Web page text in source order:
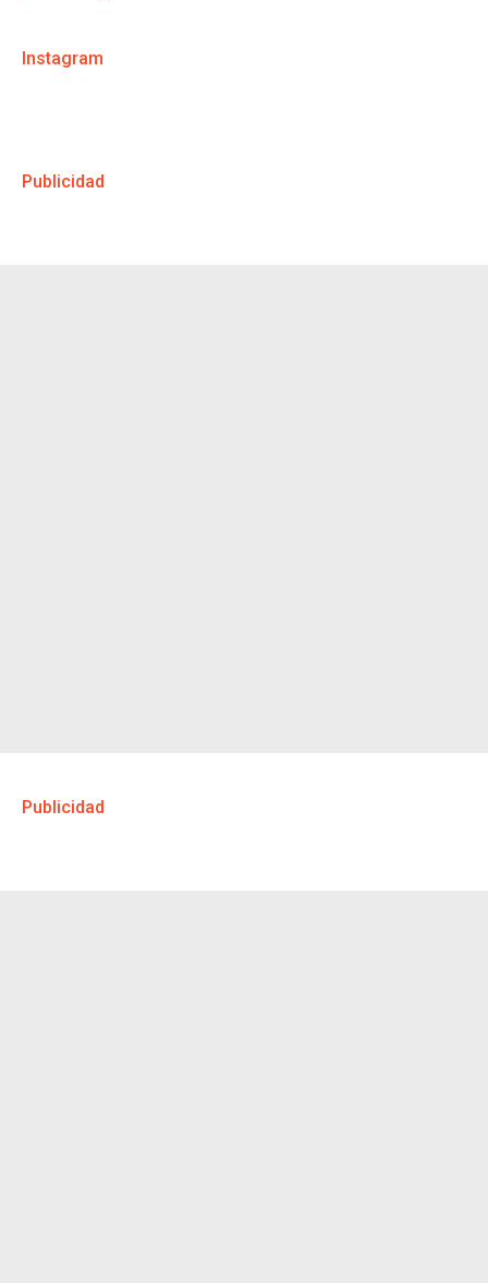
Instagram
Publicidad
Publicidad